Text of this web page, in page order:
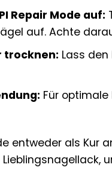
Repair Mode auf:
auf. Achte
trocknen: Lass
Für optimale
entweder als Kur